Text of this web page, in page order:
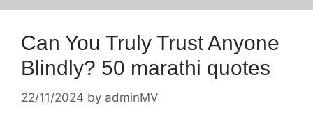
Can You Truly Trust Anyone
Blindly? 50 marathi quotes
22/11/2024 by adminMV